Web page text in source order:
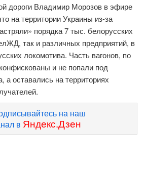
дороги Владимир Морозов в эфире
на территории Украины из-за
порядка 7 тыс. белорусских
так и различных предприятий, в
локомотива. Часть вагонов, по
и не попали под
а оставались на территориях
на наш
в Яндекс.Дзен